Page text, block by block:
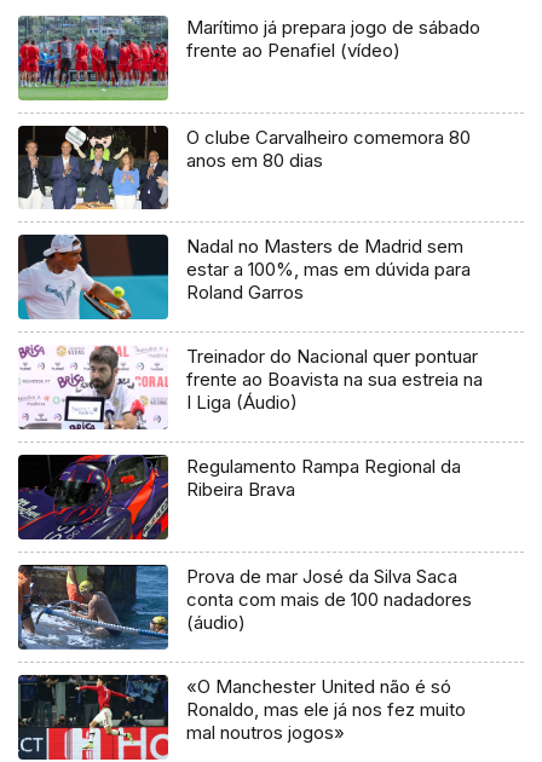
Marítimo já prepara jogo de sábado
frente ao Penafiel (vídeo)
O clube Carvalheiro comemora 80
anos em 80 dias
Nadal no Masters de Madrid sem
estar a 100%, mas em dúvida para
Roland Garros
Treinador do Nacional quer pontuar
frente ao Boavista na sua estreia na
I Liga (Áudio)
Regulamento Rampa Regional da
Ribeira Brava
Prova de mar José da Silva Saca
conta com mais de 100 nadadores
(áudio)
«O Manchester United não é só
Ronaldo, mas ele já nos fez muito
mal noutros jogos»